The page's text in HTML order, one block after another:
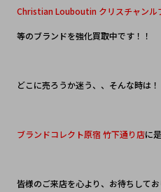
Christian Louboutin クリスチャンル
等のブランドを強化買取中です！！
どこに売ろうか迷う、、そんな時は！
ブランドコレクト原宿 竹下通り店に
皆様のご来店を心より、お待ちしてお